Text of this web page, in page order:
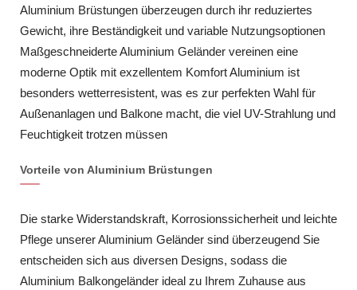
Aluminium Brüstungen überzeugen durch ihr reduziertes
Gewicht, ihre Beständigkeit und variable Nutzungsoptionen
Maßgeschneiderte Aluminium Geländer vereinen eine
moderne Optik mit exzellentem Komfort Aluminium ist
besonders wetterresistent, was es zur perfekten Wahl für
Außenanlagen und Balkone macht, die viel UV-Strahlung und
Feuchtigkeit trotzen müssen
Vorteile von Aluminium Brüstungen
Die starke Widerstandskraft, Korrosionssicherheit und leichte
Pflege unserer Aluminium Geländer sind überzeugend Sie
entscheiden sich aus diversen Designs, sodass die
Aluminium Balkongeländer ideal zu Ihrem Zuhause aus